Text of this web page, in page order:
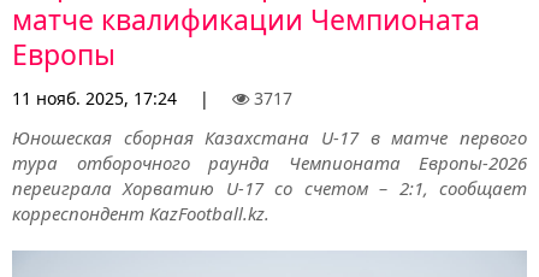
матче квалификации Чемпионата
Европы
11 нояб. 2025, 17:24 | 3717
Юношеская сборная Казахстана U-17 в матче первого
тура отборочного раунда Чемпионата Европы-2026
переиграла Хорватию U-17 со счетом – 2:1, сообщает
корреспондент KazFootball.kz.